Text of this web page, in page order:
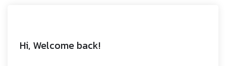
Hi, Welcome back!